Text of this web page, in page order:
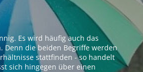
Es wird häufig auch das
Denn die beiden Begriffe werden
stattfinden - so handelt
sich hingegen über einen